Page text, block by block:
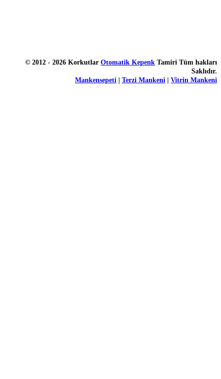
© 2012 - 2026 Korkutlar Otomatik Kepenk Tamiri Tüm hakları
Saklıdır.
Mankensepeti | Terzi Mankeni | Vitrin Mankeni